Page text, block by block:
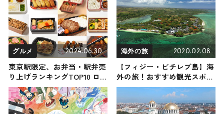
グルメ 2024.06.30
東京駅限定、お弁当・駅弁売
り上げランキングTOP10 ロ
ケ弁人気店・手作りハンブル
グステーキなど
海外の旅 2020.02.08
【フィジー・ビチレブ島】海
外の旅！おすすめ観光スポッ
トやグルメをリポート